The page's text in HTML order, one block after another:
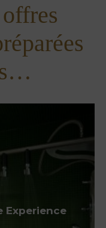
Experience